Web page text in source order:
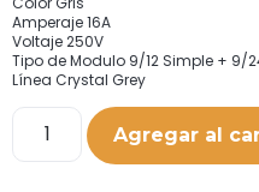
Amperaje 16A
Voltaje 250V
Tipo de Modulo 9/12 Simple + 9/
Línea Crystal Grey
Agregar al